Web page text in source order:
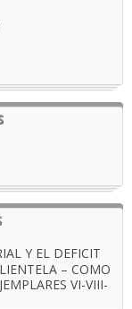
Y EL DEFICIT
– COMO
VI-VIII-